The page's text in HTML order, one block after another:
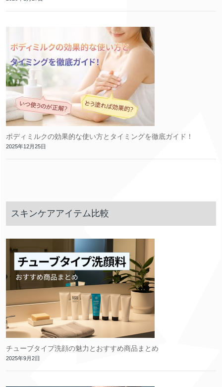
ボディミルクの効果的な使い方とタイミングを徹底ガイド！
2025年12月25日
スキンケアアイテム比較
チューブタイプ洗顔の魅力とおすすめ商品まとめ
2025年9月2日